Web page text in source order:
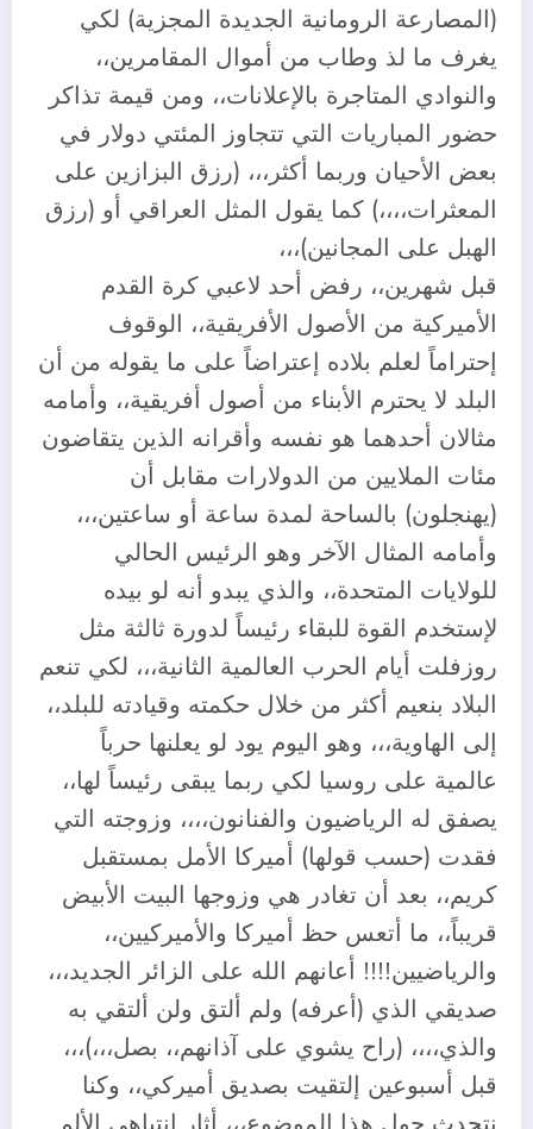
(المصارعة الرومانية الجديدة المجزية) لكي
يغرف ما لذ وطاب من أموال المقامرين،،
والنوادي المتاجرة بالإعلانات،، ومن قيمة تذاكر
حضور المباريات التي تتجاوز المئتي دولار في
بعض الأحيان وربما أكثر،،، (رزق البزازين على
المعثرات،،،،) كما يقول المثل العراقي أو (رزق
الهبل على المجانين)،،،
قبل شهرين،، رفض أحد لاعبي كرة القدم
الأميركية من الأصول الأفريقية،، الوقوف
إحتراماً لعلم بلاده إعتراضاً على ما يقوله من أن
البلد لا يحترم الأبناء من أصول أفريقية،، وأمامه
مثالان أحدهما هو نفسه وأقرانه الذين يتقاضون
مئات الملايين من الدولارات مقابل أن
(يهنجلون) بالساحة لمدة ساعة أو ساعتين،،،
وأمامه المثال الآخر وهو الرئيس الحالي
للولايات المتحدة،، والذي يبدو أنه لو بيده
لإستخدم القوة للبقاء رئيساً لدورة ثالثة مثل
روزفلت أيام الحرب العالمية الثانية،،، لكي تنعم
البلاد بنعيم أكثر من خلال حكمته وقيادته للبلد،،
إلى الهاوية،،، وهو اليوم يود لو يعلنها حرباً
عالمية على روسيا لكي ربما يبقى رئيساً لها،،
يصفق له الرياضيون والفنانون،،،، وزوجته التي
فقدت (حسب قولها) أميركا الأمل بمستقبل
كريم،، بعد أن تغادر هي وزوجها البيت الأبيض
قريباً،، ما أتعس حظ أميركا والأميركيين،،
والرياضيين!!!! أعانهم الله على الزائر الجديد،،،
صديقي الذي (أعرفه) ولم ألتق ولن ألتقي به
والذي،،،، (راح يشوي على آذانهم،، بصل،،،)،،،
قبل أسبوعين إلتقيت بصديق أميركي،، وكنا